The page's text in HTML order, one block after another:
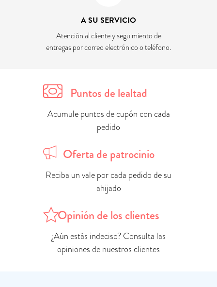
A SU SERVICIO
Atención al cliente y seguimiento de
entregas por correo electrónico o teléfono.
Puntos de lealtad
Acumule puntos de cupón con cada
pedido
Oferta de patrocinio
Reciba un vale por cada pedido de su
ahijado
Opinión de los clientes
¿Aún estás indeciso? Consulta las
opiniones de nuestros clientes